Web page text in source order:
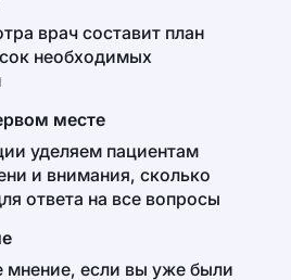
врач составит план
необходимых
месте
уделяем пациентам
и внимания, сколько
ответа на все вопросы
если вы уже были